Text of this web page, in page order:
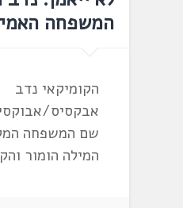
המשפחה
הקומיקאי נדב
אבקסיס/
שם המשפחה
המילה הומור